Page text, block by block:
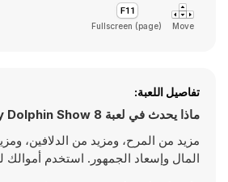
Move
Fullscreen (page)
تفاصيل اللعبة:
ماذا يحدث في لعبة My Dolphin Show 8؟
المال وإسعاد الجمهور. استخدم